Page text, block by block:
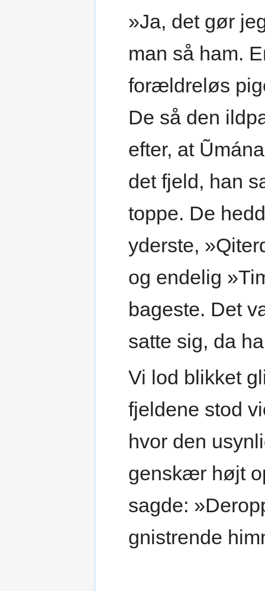
»Ja, det gør
man så ham.
forældreløs
De så den
efter, at
det fjeld, han
toppe. De
yderste,
og endelig
bageste. Det
satte sig, da
Vi lod blikket
fjeldene stod
hvor den
genskær højt
sagde:
gnistrende